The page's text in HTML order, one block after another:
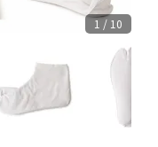
1 / 10